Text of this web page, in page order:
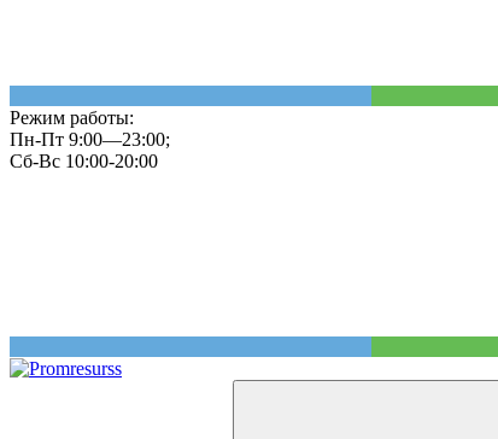
Режим работы:
Пн-Пт 9:00—23:00;
Сб-Вс 10:00-20:00